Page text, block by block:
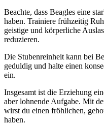
Beachte, dass Beagles eine
haben. Trainiere frühzeitig
geistige und körperliche
reduzieren.
Die Stubenreinheit kann bei
geduldig und halte einen
ein.
Insgesamt ist die Erziehung
aber lohnende Aufgabe. Mit
wirst du einen fröhlichen,
haben.